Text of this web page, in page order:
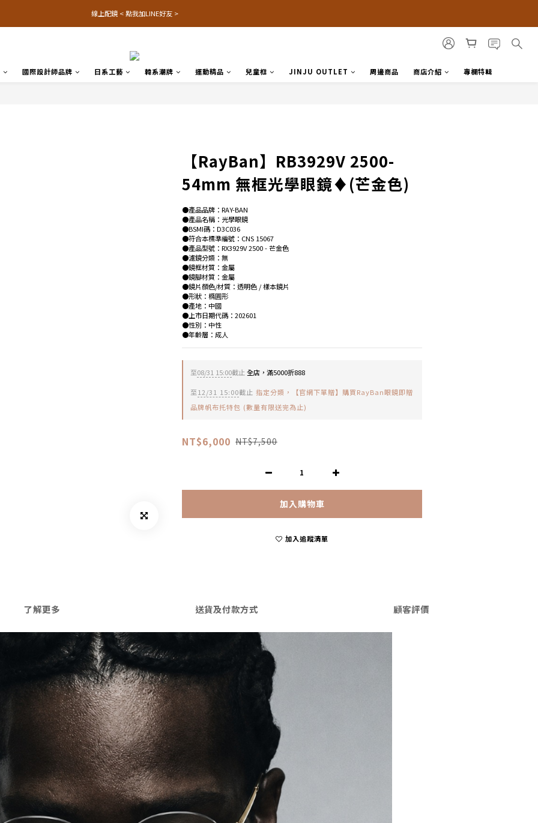
線上配鏡 < 點我加LINE好友 >
國際設計師品牌 日系工藝 韓系潮牌 運動精品 兒童框 JINJU OUTLET 周邊商品 商店介紹 專欄特輯
【RayBan】RB3929V 2500-
54mm 無框光學眼鏡♦(芒金色)
●產品品牌：RAY-BAN
●產品名稱：光學眼鏡
●BSMI碼：D3C036
●符合本標準編號：CNS 15067
●產品型號：RX3929V 2500 - 芒金色
●濾鏡分類：無
●鏡框材質：金屬
●鏡腳材質：金屬
●鏡片顏色/材質：透明色 / 樣本鏡片
●形狀：橢圓形
●產地：中國
●上市日期代碼：202601
●性別：中性
●年齡層：成人
至08/31 15:00截止全店，滿5000折888
至12/31 15:00截止 指定分類，【官網下單贈】購買RayBan眼鏡即贈
品牌帆布托特包 (數量有限送完為止)
NT$6,000 NT$7,500
加入購物車
加入追蹤清單
了解更多 送貨及付款方式 顧客評價